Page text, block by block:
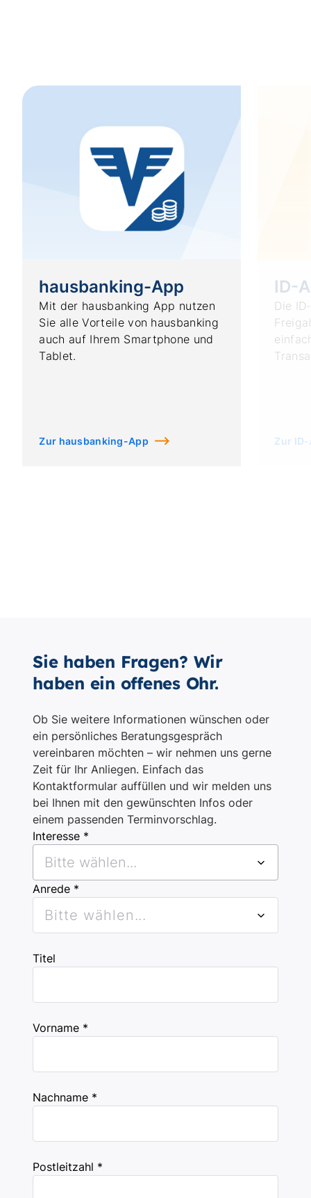
hausbanking-App
Mit der hausbanking App nutzen
Sie alle Vorteile von hausbanking
auch auf Ihrem Smartphone und
Tablet.
Zur hausbanking-App
ID-
Die
Zur
Sie haben Fragen? Wir
haben ein offenes Ohr.
Ob Sie weitere Informationen wünschen oder
ein persönliches Beratungsgespräch
vereinbaren möchten – wir nehmen uns gerne
Zeit für Ihr Anliegen. Einfach das
Kontaktformular auffüllen und wir melden uns
bei Ihnen mit den gewünschten Infos oder
einem passenden Terminvorschlag.
Interesse *
Bitte wählen...
Anrede *
Bitte wählen...
Titel
Vorname *
Nachname *
Postleitzahl *